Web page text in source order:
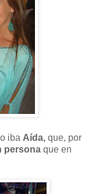
iba Aída,que, por
personaque en